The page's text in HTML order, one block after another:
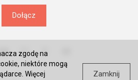
Dołącz
zgodę na
niektóre mogą
Więcej
Zamknij